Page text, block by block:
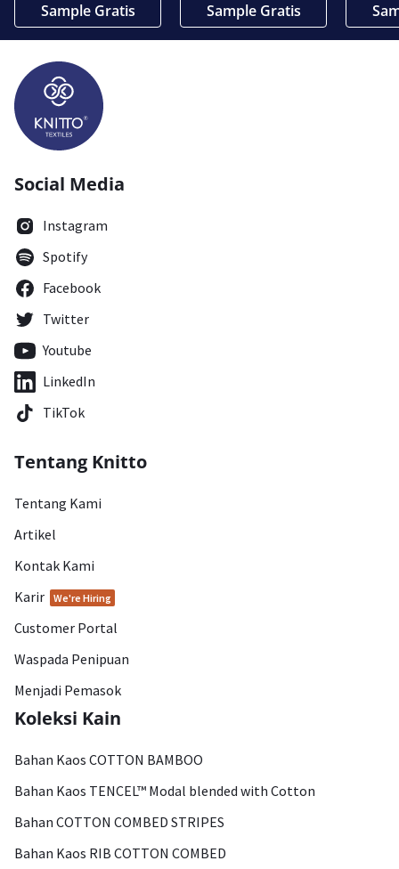
Sample Gratis Sample Gratis
Social Media
Instagram
Spotify
Facebook
Twitter
Youtube
LinkedIn
TikTok
Tentang Knitto
Tentang Kami
Artikel
Kontak Kami
Karir
We're Hiring
Customer Portal
Waspada Penipuan
Menjadi Pemasok
Koleksi Kain
Bahan Kaos COTTON BAMBOO
Bahan Kaos TENCEL™ Modal blended with Cotton
Bahan COTTON COMBED STRIPES
Bahan Kaos RIB COTTON COMBED